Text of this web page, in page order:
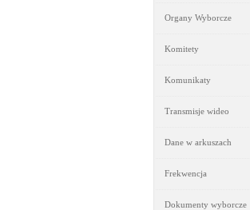
Organy Wyborcze
Komitety
Komunikaty
Transmisje wideo
Dane w arkuszach
Frekwencja
Dokumenty wyborcze